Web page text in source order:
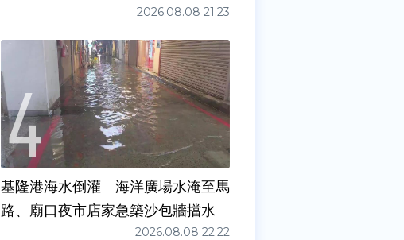
2026.08.08 21:23
基隆港海水倒灌 海洋廣場水淹至馬
路、廟口夜市店家急築沙包牆擋水
2026.08.08 22:22